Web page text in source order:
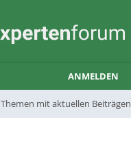
Themen mit aktuellen Beiträgen
ANMELDEN